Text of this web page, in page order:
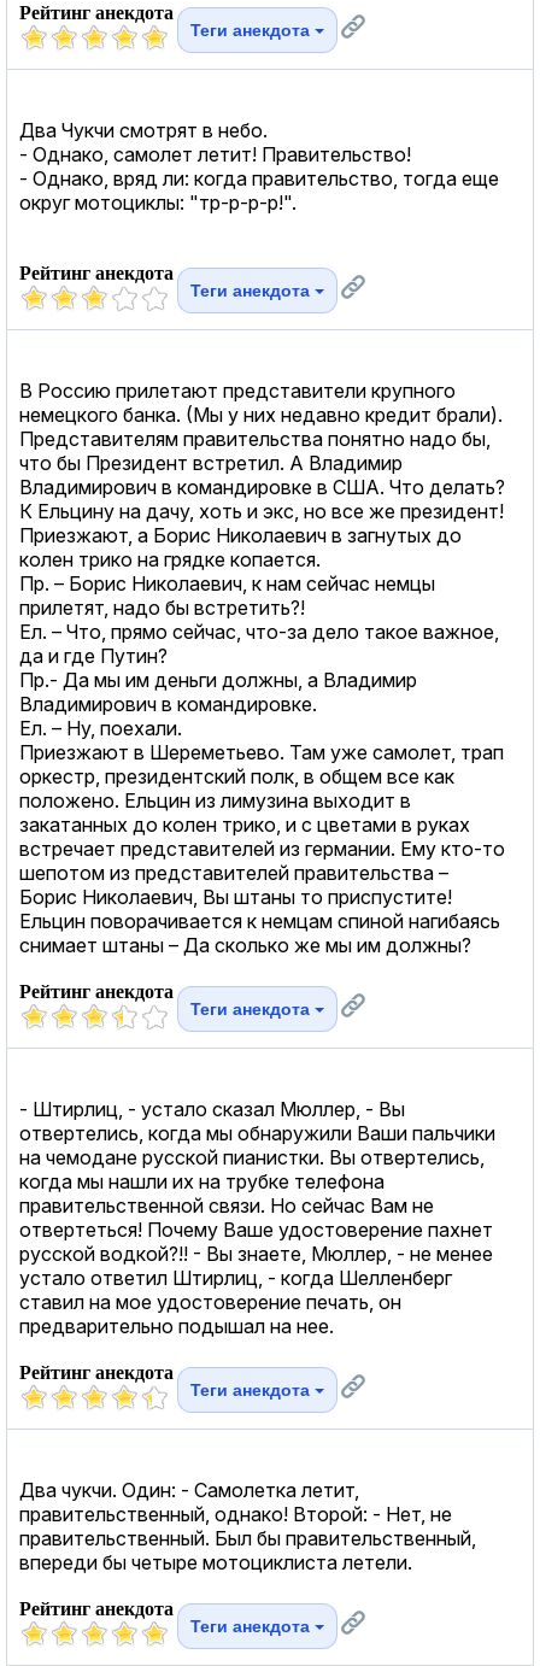
Рейтинг анекдота
Теги анекдота
Два Чукчи смотрят в небо.
- Однако, самолет летит! Правительство!
- Однако, вряд ли: когда правительство, тогда еще
округ мотоциклы: "тр-р-р-р!".
Рейтинг анекдота
Теги анекдота
В Россию прилетают представители крупного
немецкого банка. (Мы у них недавно кредит брали).
Представителям правительства понятно надо бы,
что бы Президент встретил. А Владимир
Владимирович в командировке в США. Что делать?
К Ельцину на дачу, хоть и экс, но все же президент!
Приезжают, а Борис Николаевич в загнутых до
колен трико на грядке копается.
Пр. – Борис Николаевич, к нам сейчас немцы
прилетят, надо бы встретить?!
Ел. – Что, прямо сейчас, что-за дело такое важное,
да и где Путин?
Пр.- Да мы им деньги должны, а Владимир
Владимирович в командировке.
Ел. – Ну, поехали.
Приезжают в Шереметьево. Там уже самолет, трап
оркестр, президентский полк, в общем все как
положено. Ельцин из лимузина выходит в
закатанных до колен трико, и с цветами в руках
встречает представителей из германии. Ему кто-то
шепотом из представителей правительства –
Борис Николаевич, Вы штаны то приспустите!
Ельцин поворачивается к немцам спиной нагибаясь
снимает штаны – Да сколько же мы им должны?
Рейтинг анекдота
Теги анекдота
- Штирлиц, - устало сказал Мюллер, - Вы
отвертелись, когда мы обнаружили Ваши пальчики
на чемодане русской пианистки. Вы отвертелись,
когда мы нашли их на трубке телефона
правительственной связи. Но сейчас Вам не
отвертеться! Почему Ваше удостоверение пахнет
русской водкой?!! - Вы знаете, Мюллер, - не менее
устало ответил Штирлиц, - когда Шелленберг
ставил на мое удостоверение печать, он
предварительно подышал на нее.
Рейтинг анекдота
Теги анекдота
Два чукчи. Один: - Самолетка летит,
правительственный, однако! Второй: - Нет, не
правительственный. Был бы правительственный,
впереди бы четыре мотоциклиста летели.
Рейтинг анекдота
Теги анекдота